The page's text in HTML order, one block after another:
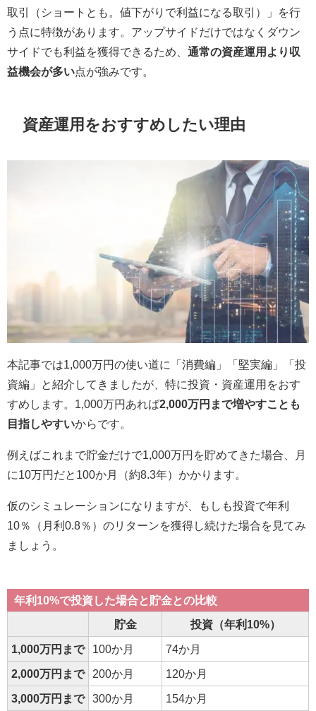
取引（ショートとも。値下がりで利益になる取引）」を行
う点に特徴があります。アップサイドだけではなくダウン
サイドでも利益を獲得できるため、 通常の資産運用より収
益機会が多い点が強みです。
資産運用をおすすめしたい理由
本記事では1,000万円の使い道に「消費編」「堅実編」「投
資編」と紹介してきましたが、特に投資・資産運用をおす
すめします。1,000万円あれば2,000万円まで増やすことも
目指しやすいからです。
例えばこれまで貯金だけで1,000万円を貯めてきた場合、月
に10万円だと100か月（約8.3年）かかります。
仮のシミュレーションになりますが、もしも投資で年利
10％（月利0.8％）のリターンを獲得し続けた場合を見てみ
ましょう。
年利10%で投資した場合と貯金との比較
貯金 投資（年利10%）
1,000万円まで 100か月 74か月
2,000万円まで 200か月 120か月
3,000万円まで 300か月 154か月